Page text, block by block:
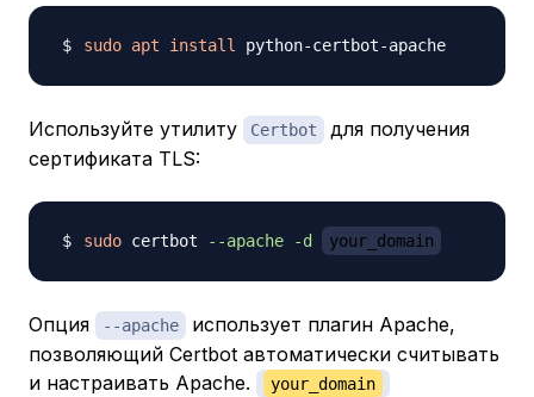
sudo apt install
Используйте утилиту Certbot
для получения
сертификата TLS:
sudo certbot --apache -d your_domain
Опция --apache
использует плагин Apache,
позволяющий Certbot автоматически считывать
и настраивать Apache.
your_domain